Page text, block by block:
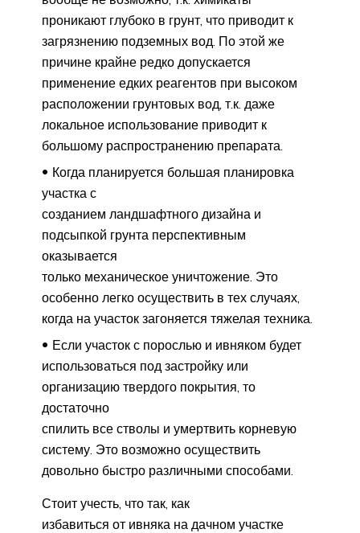
проникают глубоко в грунт, что приводит к
загрязнению подземных вод. По этой же
причине крайне редко допускается
применение едких реагентов при высоком
расположении грунтовых вод, т.к. даже
локальное использование приводит к
большому распространению препарата.
Когда планируется большая планировка
участка с
созданием ландшафтного дизайна и
подсыпкой грунта перспективным
оказывается
только механическое уничтожение. Это
особенно легко осуществить в тех случаях,
когда на участок загоняется тяжелая техника.
Если участок с порослью и ивняком будет
использоваться под застройку или
организацию твердого покрытия, то
достаточно
спилить все стволы и умертвить корневую
систему. Это возможно осуществить
довольно быстро различными способами.
Стоит учесть, что так, как
избавиться от ивняка на дачном участке